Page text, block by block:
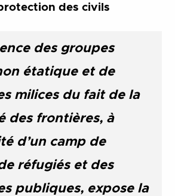
des civils
des groupes
étatique et de
milices du fait de la
des frontières, à
d’un camp de
réfugiés et des
publiques, expose la